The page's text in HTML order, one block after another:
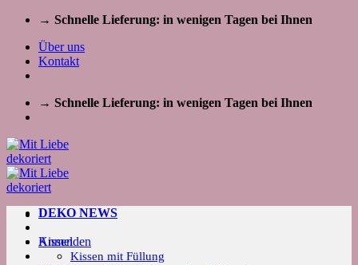
Zum
springen
→ Schnelle Lieferung: in wenigen Tagen bei Ihnen
Über uns
Kontakt
→ Schnelle Lieferung: in wenigen Tagen bei Ihnen
Kissen
Kissen mit Füllung
DEKO NEWS
Anmelden